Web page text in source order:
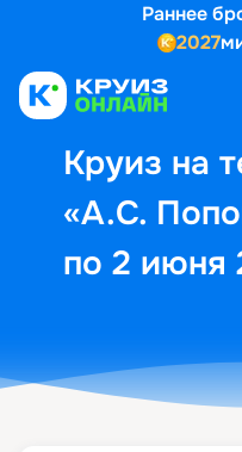
Раннее
2027
Круиз на
«А.С.
по 2 июня